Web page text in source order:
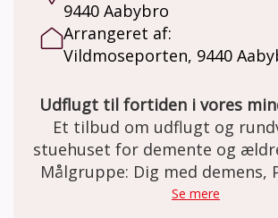
9440 Aabybro
Arrangeret af:
Vildmoseporten, 9440
Udflugt til fortiden i vores
Et tilbud om udflugt og
stuehuset for demente og
Den gamle staldgård er
indrettet som besøgs- og
Målgruppe: Dig med demens,
Se mere